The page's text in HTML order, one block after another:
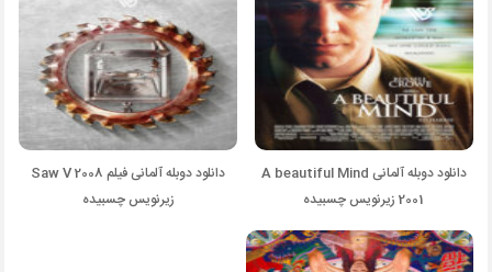
دانلود دوبله آلمانی A beautiful Mind
2001 زیرنویس چسبیده
دانلود دوبله آلمانی فیلم Saw V 2008
زیرنویس چسبیده